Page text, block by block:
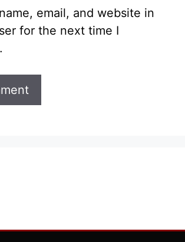
email, and website in
for the next time I